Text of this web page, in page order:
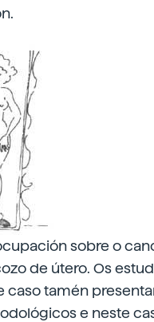
sobre o
de útero. Os
caso tamén
e neste